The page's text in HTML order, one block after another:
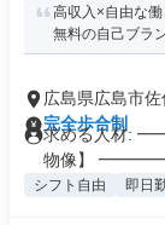
高収入×自由な
無料の自己ブラ
広島県広島市
完全歩合制
求める人材
物像】
シフト自由 即日